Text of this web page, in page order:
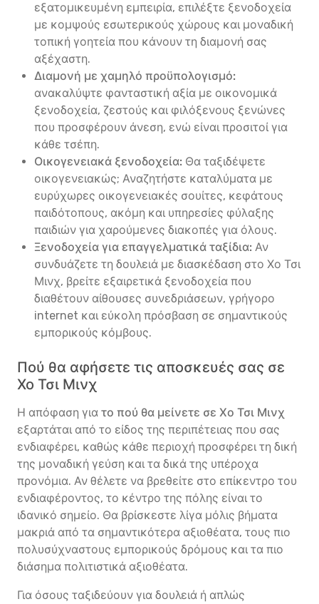
εξατομικευμένη εμπειρία, επιλέξτε ξενοδοχεία
με κομψούς εσωτερικούς χώρους και μοναδική
τοπική γοητεία που κάνουν τη διαμονή σας
αξέχαστη.
Διαμονή με χαμηλό προϋπολογισμό:
ανακαλύψτε φανταστική αξία με οικονομικά
ξενοδοχεία, ζεστούς και φιλόξενους ξενώνες
που προσφέρουν άνεση, ενώ είναι προσιτοί για
κάθε τσέπη.
Οικογενειακά ξενοδοχεία: Θα ταξιδέψετε
οικογενειακώς; Αναζητήστε καταλύματα με
ευρύχωρες οικογενειακές σουίτες, κεφάτους
παιδότοπους, ακόμη και υπηρεσίες φύλαξης
παιδιών για χαρούμενες διακοπές για όλους.
Ξενοδοχεία για επαγγελματικά ταξίδια: Αν
συνδυάζετε τη δουλειά με διασκέδαση στο Χο Τσι
Μινχ, βρείτε εξαιρετικά ξενοδοχεία που
διαθέτουν αίθουσες συνεδριάσεων, γρήγορο
internet και εύκολη πρόσβαση σε σημαντικούς
εμπορικούς κόμβους.
Πού θα αφήσετε τις αποσκευές σας σε
Χο Τσι Μινχ
Η απόφαση για το πού θα μείνετε σε Χο Τσι Μινχ
εξαρτάται από το είδος της περιπέτειας που σας
ενδιαφέρει, καθώς κάθε περιοχή προσφέρει τη δική
της μοναδική γεύση και τα δικά της υπέροχα
προνόμια. Αν θέλετε να βρεθείτε στο επίκεντρο του
ενδιαφέροντος, το κέντρο της πόλης είναι το
ιδανικό σημείο. Θα βρίσκεστε λίγα μόλις βήματα
μακριά από τα σημαντικότερα αξιοθέατα, τους πιο
πολυσύχναστους εμπορικούς δρόμους και τα πιο
διάσημα πολιτιστικά αξιοθέατα.
Για όσους ταξιδεύουν για δουλειά ή απλώς